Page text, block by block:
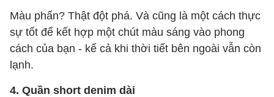
Màu phấn? Thật đột phá. Và cũng là một cách thực
sự tốt để kết hợp một chút màu sáng vào phong
cách của bạn - kể cả khi thời tiết bên ngoài vẫn còn
lạnh.
4. Quần short denim dài